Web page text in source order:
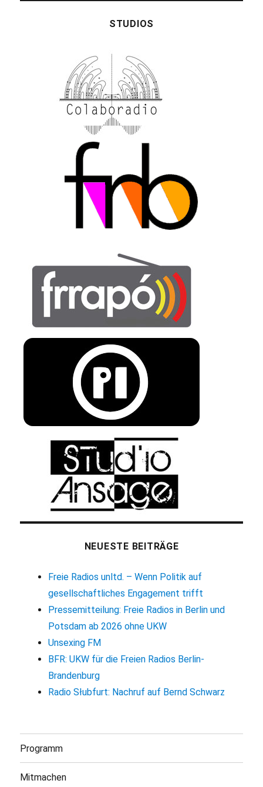
STUDIOS
NEUESTE BEITRÄGE
Freie Radios unltd. – Wenn Politik auf
gesellschaftliches Engagement trifft
Pressemitteilung: Freie Radios in Berlin und
Potsdam ab 2026 ohne UKW
Unsexing FM
BFR: UKW für die Freien Radios Berlin-
Brandenburg
Radio Słubfurt: Nachruf auf Bernd Schwarz
Programm
Mitmachen